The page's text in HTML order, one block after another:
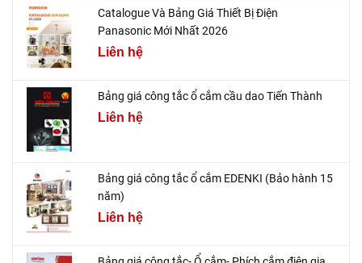
Catalogue Và Bảng Giá Thiết Bị Điện
Panasonic Mới Nhất 2026
Liên hệ
Bảng giá công tắc ổ cắm cầu dao Tiến Thành
Liên hệ
Bảng giá công tắc ổ cắm EDENKI (Bảo hành 15
năm)
Liên hệ